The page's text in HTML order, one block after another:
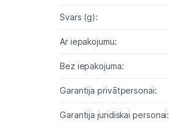
Svars (g):
Ar iepakojumu:
Bez iepakojuma:
Garantija privātpersonai:
Garantija juridiskai personai: